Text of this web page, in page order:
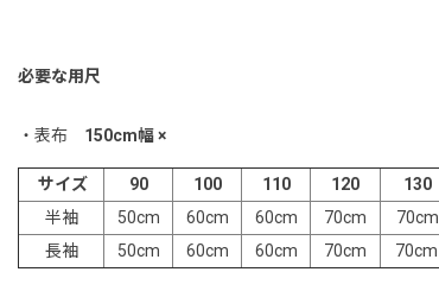
必要な用尺
・表布 150cm幅 ×
サイズ 90 100 110 120 130
半袖
50cm 60cm 60cm 70cm 70cm
長袖
50cm 60cm 60cm 70cm 70cm